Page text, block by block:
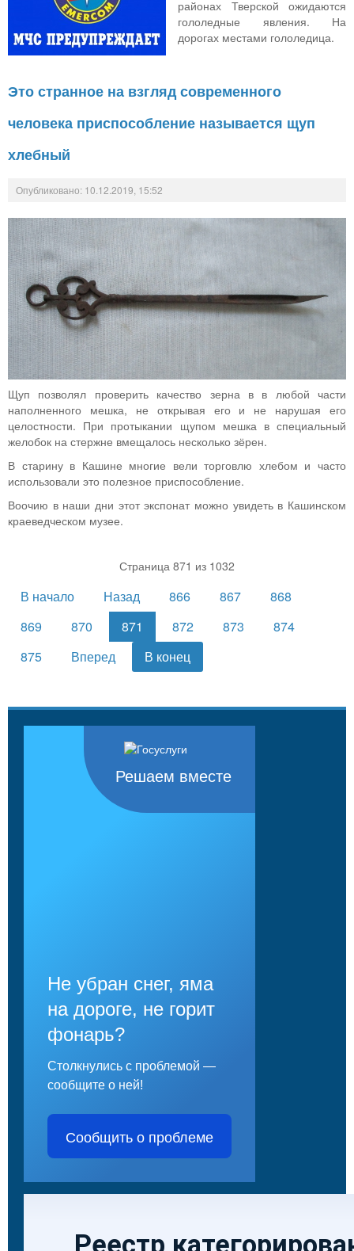
районах Тверской ожидаются
гололедные явления. На
дорогах местами гололедица.
Это странное на взгляд современного
человека приспособление называется щуп
хлебный
Опубликовано: 10.12.2019, 15:52
Щуп позволял проверить качество зерна в в любой части
наполненного мешка, не открывая его и не нарушая его
целостности. При протыкании щупом мешка в специальный
желобок на стержне вмещалось несколько зёрен.
В старину в Кашине многие вели торговлю хлебом и часто
использовали это полезное приспособление.
Воочию в наши дни этот экспонат можно увидеть в Кашинском
краеведческом музее.
Страница 871 из 1032
В начало Назад 866 867
868
869
870 871 872 873
874
875
Вперед В конец
Решаем вместе
Не убран снег, яма
на дороге, не горит
фонарь?
Столкнулись с проблемой —
сообщите о ней!
Сообщить о проблеме